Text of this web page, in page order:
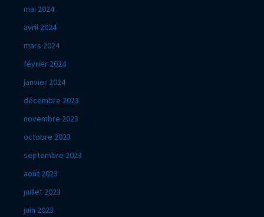
mai 2024
avril 2024
mars 2024
février 2024
janvier 2024
décembre 2023
novembre 2023
octobre 2023
septembre 2023
août 2023
juillet 2023
juin 2023